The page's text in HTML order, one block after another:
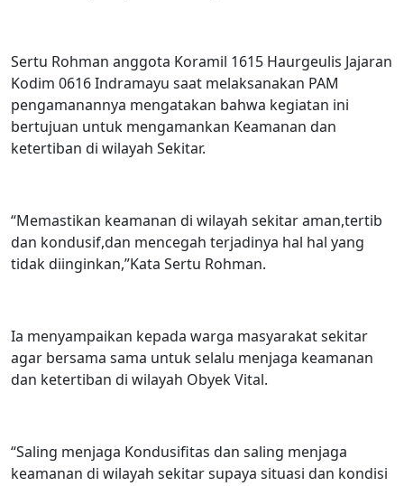
Sertu Rohman anggota Koramil 1615 Haurgeulis Jajaran
Kodim 0616 Indramayu saat melaksanakan PAM
pengamanannya mengatakan bahwa kegiatan ini
bertujuan untuk mengamankan Keamanan dan
ketertiban di wilayah Sekitar.
“Memastikan keamanan di wilayah sekitar aman,tertib
dan kondusif,dan mencegah terjadinya hal hal yang
tidak diinginkan,”Kata Sertu Rohman.
Ia menyampaikan kepada warga masyarakat sekitar
agar bersama sama untuk selalu menjaga keamanan
dan ketertiban di wilayah Obyek Vital.
“Saling menjaga Kondusifitas dan saling menjaga
keamanan di wilayah sekitar supaya situasi dan kondisi